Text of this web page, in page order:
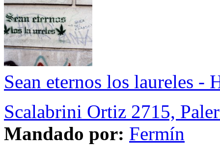
Sean eternos los laureles -
Scalabrini Ortiz 2715,
Mandado por: Fermín